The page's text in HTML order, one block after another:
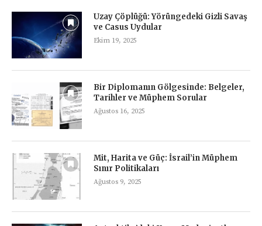
Uzay Çöplüğü: Yörüngedeki Gizli Savaş
ve Casus Uydular
Ekim 19, 2025
Bir Diplomanın Gölgesinde: Belgeler,
Tarihler ve Müphem Sorular
Ağustos 16, 2025
Mit, Harita ve Güç: İsrail’in Müphem
Sınır Politikaları
Ağustos 9, 2025